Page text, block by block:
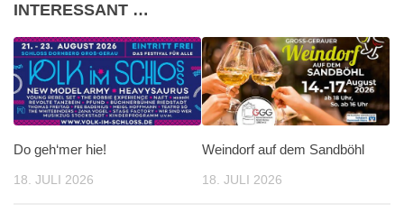
INTERESSANT …
Do geh‘mer hie!
18. JULI 2026
Weindorf auf dem Sandböhl
18. JULI 2026